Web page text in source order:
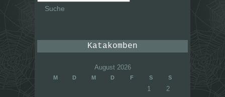
nach:
Katakomben
August 2026
M D M D F S S
1
2